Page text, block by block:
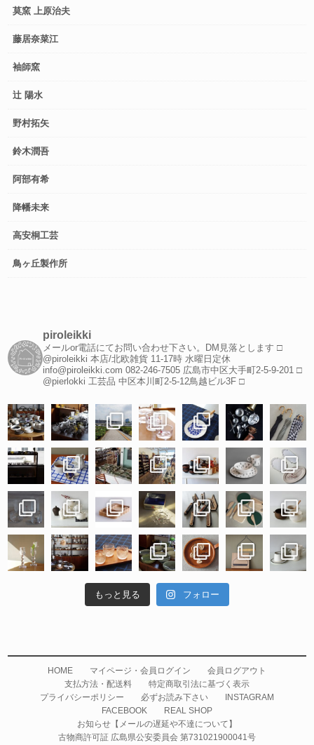
莫窯 上原治夫
藤居奈菜江
袖師窯
辻 陽水
野村拓矢
鈴木潤吾
阿部有希
降幡未来
高安桐工芸
鳥ヶ丘製作所
piroleikki
メールor電話にてお問い合わせ下さい。DM見落とします □
@piroleikki 本店/北欧雑貨 11-17時 水曜日定休
info@piroleikki.com 082-246-7505 広島市中区大手町2-5-9-201 □
@pierlokki 工芸品 中区本川町2-5-12鳥越ビル3F □
もっと見る フォロー
HOME マイページ・会員ログイン
会員ログアウト
支払方法・配送料
特定商取引法に基づく表示
プライバシーポリシー
必ずお読み下さい
INSTAGRAM
FACEBOOK
REAL SHOP
お知らせ【メールの遅延や不達について】
古物商許可証 広島県公安委員会 第731021900041号